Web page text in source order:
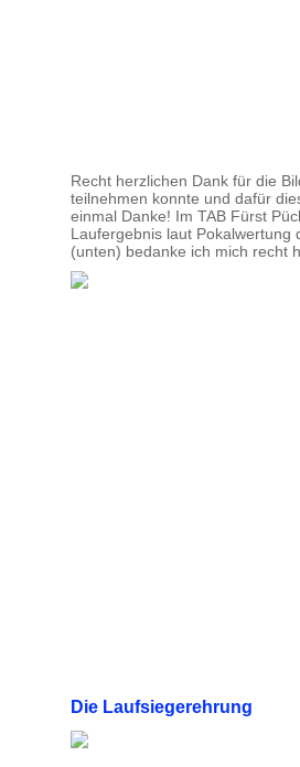
Recht herzlichen Dank für die
teilnehmen konnte und dafür
einmal Danke! Im TAB Fürst
Laufergebnis laut
(unten) bedanke ich mich recht
Die Laufsiegerehrung